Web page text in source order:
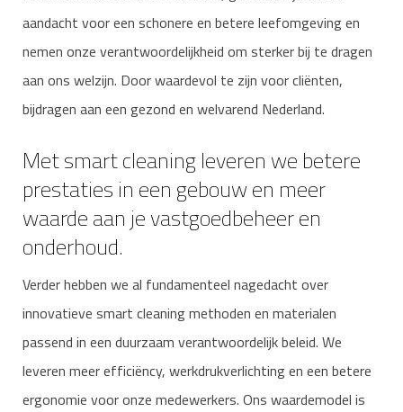
aandacht voor een schonere en betere leefomgeving en
nemen onze verantwoordelijkheid om sterker bij te dragen
aan ons welzijn. Door waardevol te zijn voor cliënten,
bijdragen aan een gezond en welvarend Nederland.
Met smart cleaning leveren we betere
prestaties in een gebouw en meer
waarde aan je vastgoedbeheer en
onderhoud.
Verder hebben we al fundamenteel nagedacht over
innovatieve smart cleaning methoden en materialen
passend in een duurzaam verantwoordelijk beleid. We
leveren meer efficiëncy, werkdrukverlichting en een betere
ergonomie voor onze medewerkers. Ons waardemodel is